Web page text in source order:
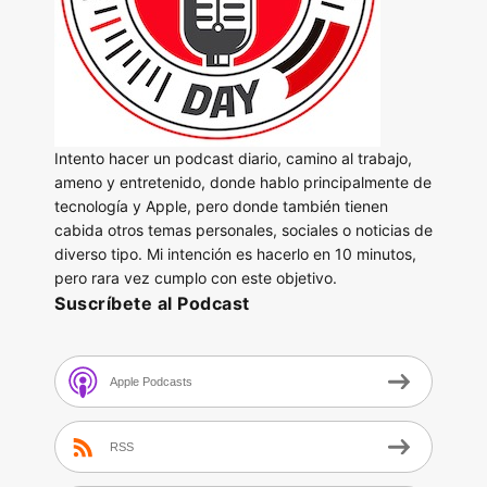
Intento hacer un podcast diario, camino al trabajo,
ameno y entretenido, donde hablo principalmente de
tecnología y Apple, pero donde también tienen
cabida otros temas personales, sociales o noticias de
diverso tipo. Mi intención es hacerlo en 10 minutos,
pero rara vez cumplo con este objetivo.
Suscríbete al Podcast
Apple Podcasts
RSS